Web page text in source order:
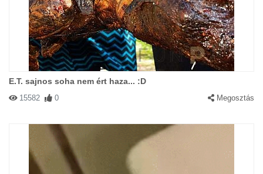
E.T. sajnos soha nem ért haza... :D
15582 0 Megosztás